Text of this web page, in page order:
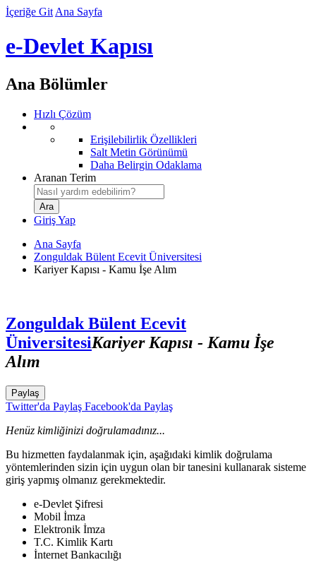
İçeriğe Git Ana Sayfa
e-Devlet Kapısı
Ana Bölümler
Hızlı Çözüm
Erişilebilirlik Özellikleri
Salt Metin Görünümü
Daha Belirgin Odaklama
Aranan Terim
Giriş Yap
Ana Sayfa
Zonguldak Bülent Ecevit Üniversitesi
Kariyer Kapısı - Kamu İşe Alım
Zonguldak Bülent Ecevit
ÜniversitesiKariyer Kapısı - Kamu İşe
Alım
Paylaş
Twitter'da Paylaş Facebook'da Paylaş
Henüz kimliğinizi doğrulamadınız...
Bu hizmetten faydalanmak için, aşağıdaki kimlik doğrulama
yöntemlerinden sizin için uygun olan bir tanesini kullanarak sisteme
giriş yapmış olmanız gerekmektedir.
e-Devlet Şifresi
Mobil İmza
Elektronik İmza
T.C. Kimlik Kartı
İnternet Bankacılığı